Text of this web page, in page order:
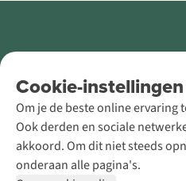
Cookie-
Om je de beste online
Ook derden en sociale
akkoord. Om dit niet steeds
onderaan alle pagina's.
Retail Concepts
NV,
Smallandlaan
9, B-2660
Hoboken
+32 (0)3 828